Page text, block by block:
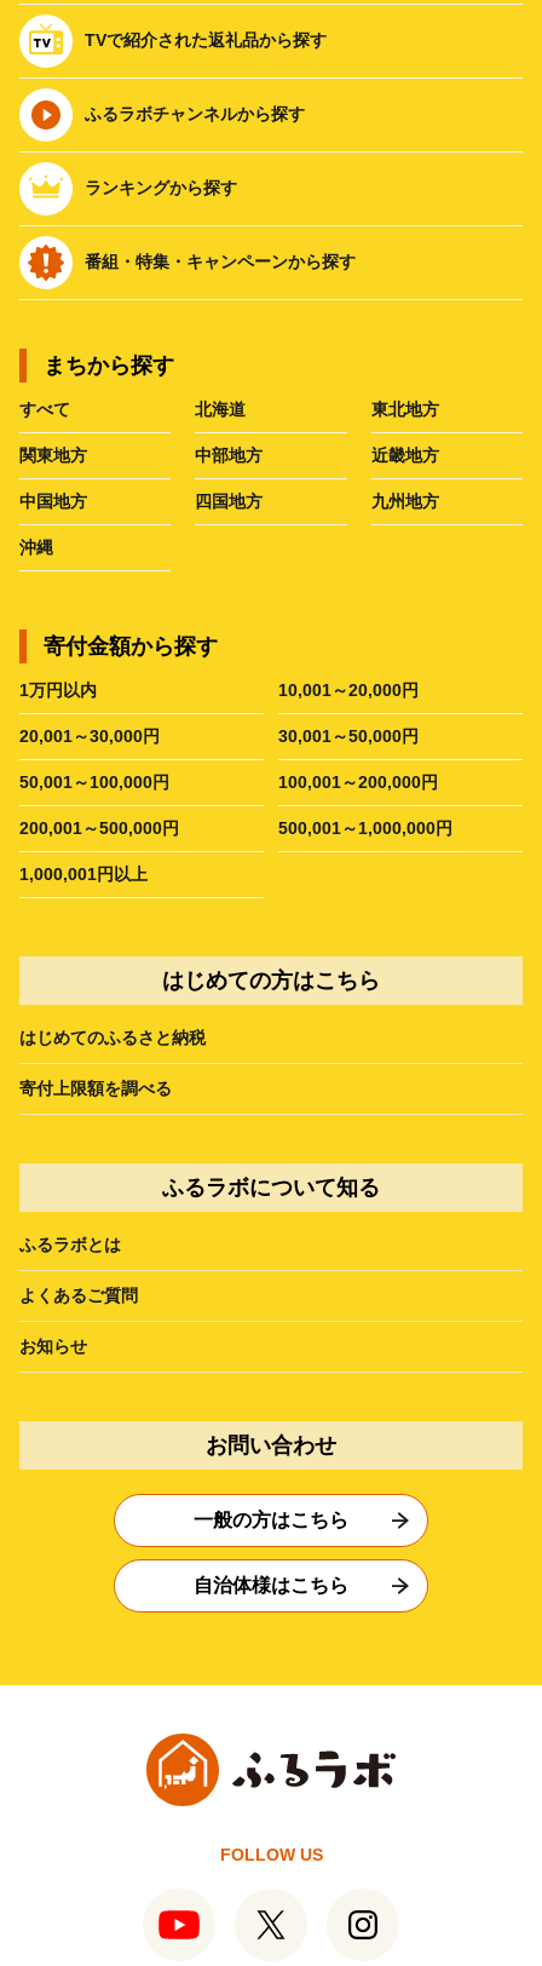
TVで紹介された返礼品から探す
ふるラボチャンネルから探す
ランキングから探す
番組・特集・キャンペーンから探す
まちから探す
すべて 北海道 東北地方
関東地方 中部地方 近畿地方
中国地方 四国地方 九州地方
沖縄
寄付金額から探す
1万円以内 10,001～20,000円
20,001～30,000円 30,001～50,000円
50,001～100,000円 100,001～200,000円
200,001～500,000円 500,001～1,000,000円
1,000,001円以上
はじめての方はこちら
はじめてのふるさと納税
寄付上限額を調べる
ふるラボについて知る
ふるラボとは
よくあるご質問
お知らせ
お問い合わせ
一般の方はこちら
自治体様はこちら
FOLLOW US